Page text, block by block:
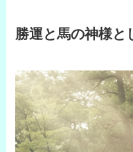
勝運と馬の神様と